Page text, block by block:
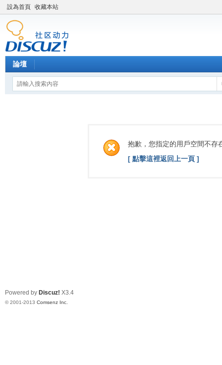
設為首頁 收藏本站
論壇
抱歉，您指定的用戶空間不存
[ 點擊這裡返回上一頁 ]
Powered by Discuz! X3.4
© 2001-2013 Comsenz Inc.